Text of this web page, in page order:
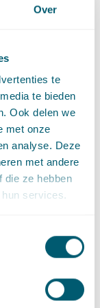
Over
te
te bieden
Ook delen we
met onze
analyse. Deze
met andere
die ze hebben
services.
Wnra
van de
de invoering
waarin een
postadressen en
kreeg, dat de
in
van zijn
niet als
Een ander
laatste geval
ambtenaar het
was
en de